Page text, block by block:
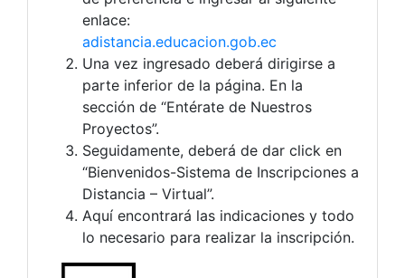
enlace:
adistancia.educacion.gob.ec
Una vez ingresado deberá dirigirse a
parte inferior de la página. En la
sección de “Entérate de Nuestros
Proyectos”.
Seguidamente, deberá de dar click en
“Bienvenidos-Sistema de Inscripciones a
Distancia – Virtual”.
Aquí encontrará las indicaciones y todo
lo necesario para realizar la inscripción.